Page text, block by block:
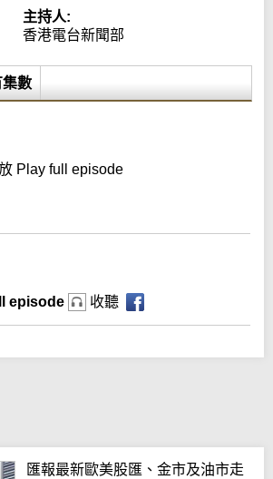
主持人:
香港電台新聞部
集數
Play full episode
episode 收聽
匯報最新歐美股匯、金市及油市走